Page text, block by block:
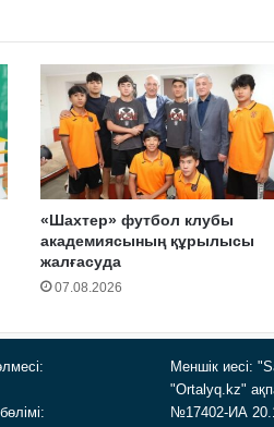
«Шахтер» футбол клубы
академиясының құрылысы
жалғасуда
07.08.2026
Меншік иесі:
"Ortalyq.kz"
№17402-ИА